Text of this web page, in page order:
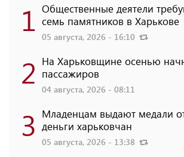
1 Общественные деятели
семь памятников в Харькове
05 августа, 2026 - 16:10
2 На Харьковщине осенью
пассажиров
04 августа, 2026 - 08:11
3 Младенцам выдают медали
деньги харьковчан
05 августа, 2026 - 13:38